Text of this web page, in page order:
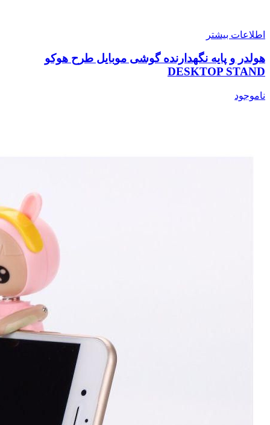
اطلاعات بیشتر
هولدر و پایه نگهدارنده گوشی موبایل طرح هوکو
DESKTOP STAND
ناموجود